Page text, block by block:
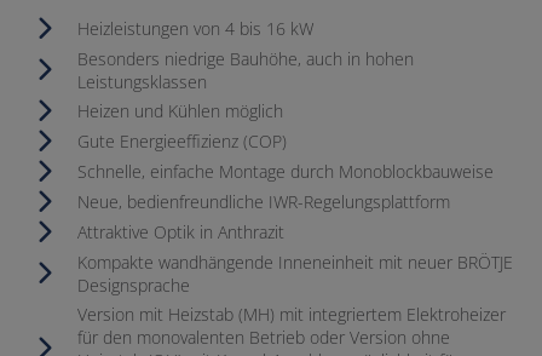
Heizleistungen von 4 bis 16 kW
Besonders niedrige Bauhöhe, auch in hohen
Leistungsklassen
Heizen und Kühlen möglich
Gute Energieeffizienz (COP)​​
Schnelle, einfache Montage durch Monoblockbauweise
Neue, bedienfreundliche IWR-Regelungsplattform
Attraktive Optik in Anthrazit
Kompakte wandhängende Inneneinheit mit neuer BRÖTJE
Designsprache
Version mit Heizstab (MH) mit integriertem Elektroheizer
für den monovalenten Betrieb oder Version ohne